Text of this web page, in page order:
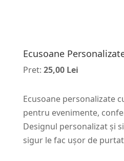
Ecusoane
Pret: 25,00 Lei
Ecusoane personalizate
pentru evenimente,
Designul personalizat și
sigur le fac ușor de